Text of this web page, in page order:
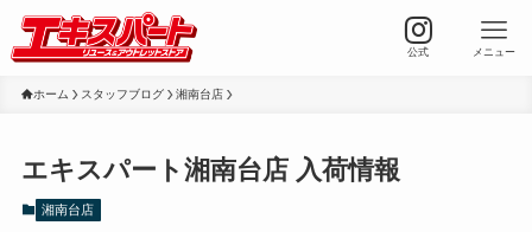
公式 メニュー
ホーム スタッフブログ 湘南台店
エキスパート湘南台店 入荷情報
湘南台店